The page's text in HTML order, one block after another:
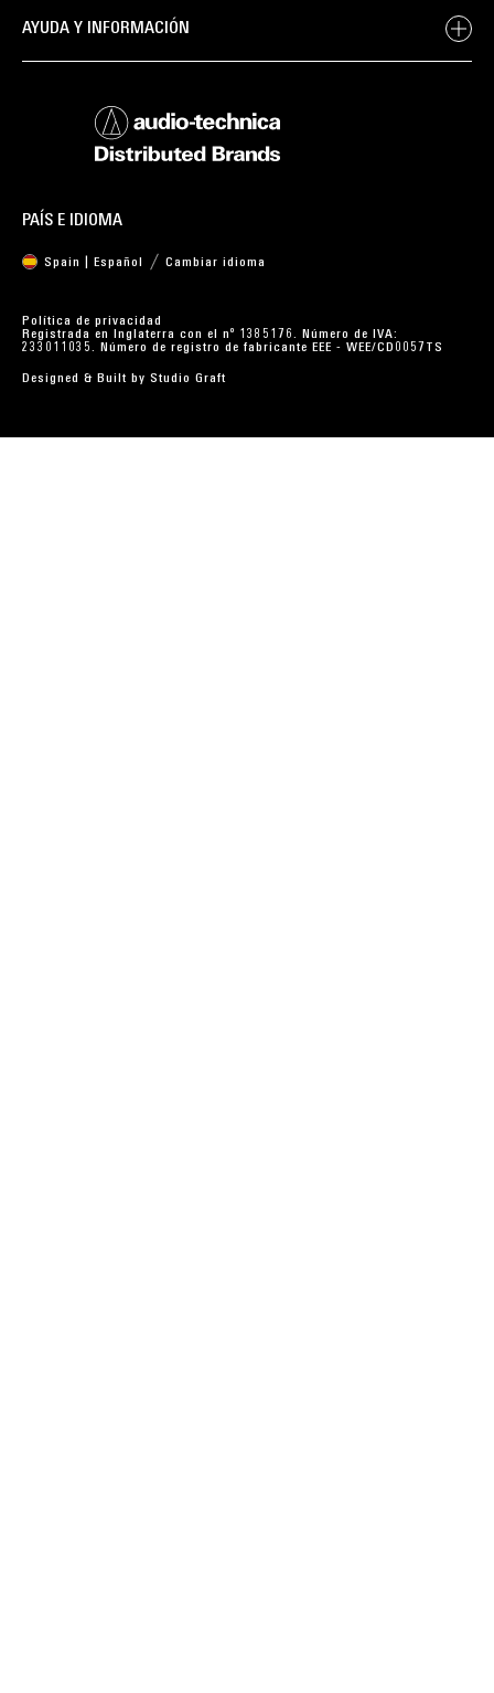
AYUDA Y INFORMACIÓN
PAÍS E IDIOMA
Spain | Español Cambiar idioma
Política de privacidad
Registrada en Inglaterra con el nº 1385176. Número de IVA:
233011035. Número de registro de fabricante EEE - WEE/CD0057TS
Designed & Built by Studio Graft